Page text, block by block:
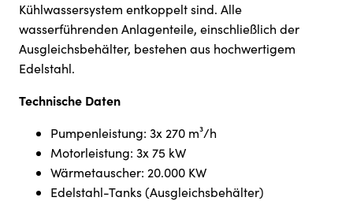
Kühlwassersystem entkoppelt sind. Alle
wasserführenden Anlagenteile, einschließlich der
Ausgleichsbehälter, bestehen aus hochwertigem
Edelstahl.
Technische Daten
Pumpenleistung: 3x 270 m³/h
Motorleistung: 3x 75 kW
Wärmetauscher: 20.000 KW
Edelstahl-Tanks (Ausgleichsbehälter)